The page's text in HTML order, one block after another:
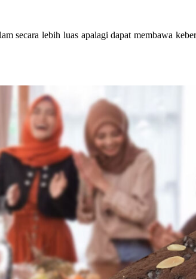
secara lebih luas apalagi dapat membawa